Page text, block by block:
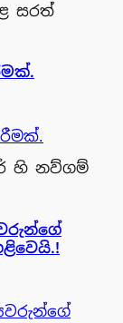
සරත්
හි නව්ගම්